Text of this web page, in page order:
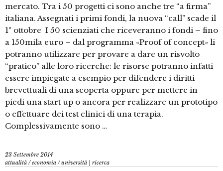
mercato. Tra i 50 progetti ci sono anche tre “a firma”
italiana. Assegnati i primi fondi, la nuova “call” scade il
1° ottobre I 50 scienziati che riceveranno i fondi – fino
a 150mila euro – dal programma «Proof of concept» li
potranno utilizzare per provare a dare un risvolto
“pratico” alle loro ricerche: le risorse potranno infatti
essere impiegate a esempio per difendere i diritti
brevettuali di una scoperta oppure per mettere in
piedi una start up o ancora per realizzare un prototipo
o effettuare dei test clinici di una terapia.
Complessivamente sono …
23 Settembre 2014
attualità /economia /università | ricerca